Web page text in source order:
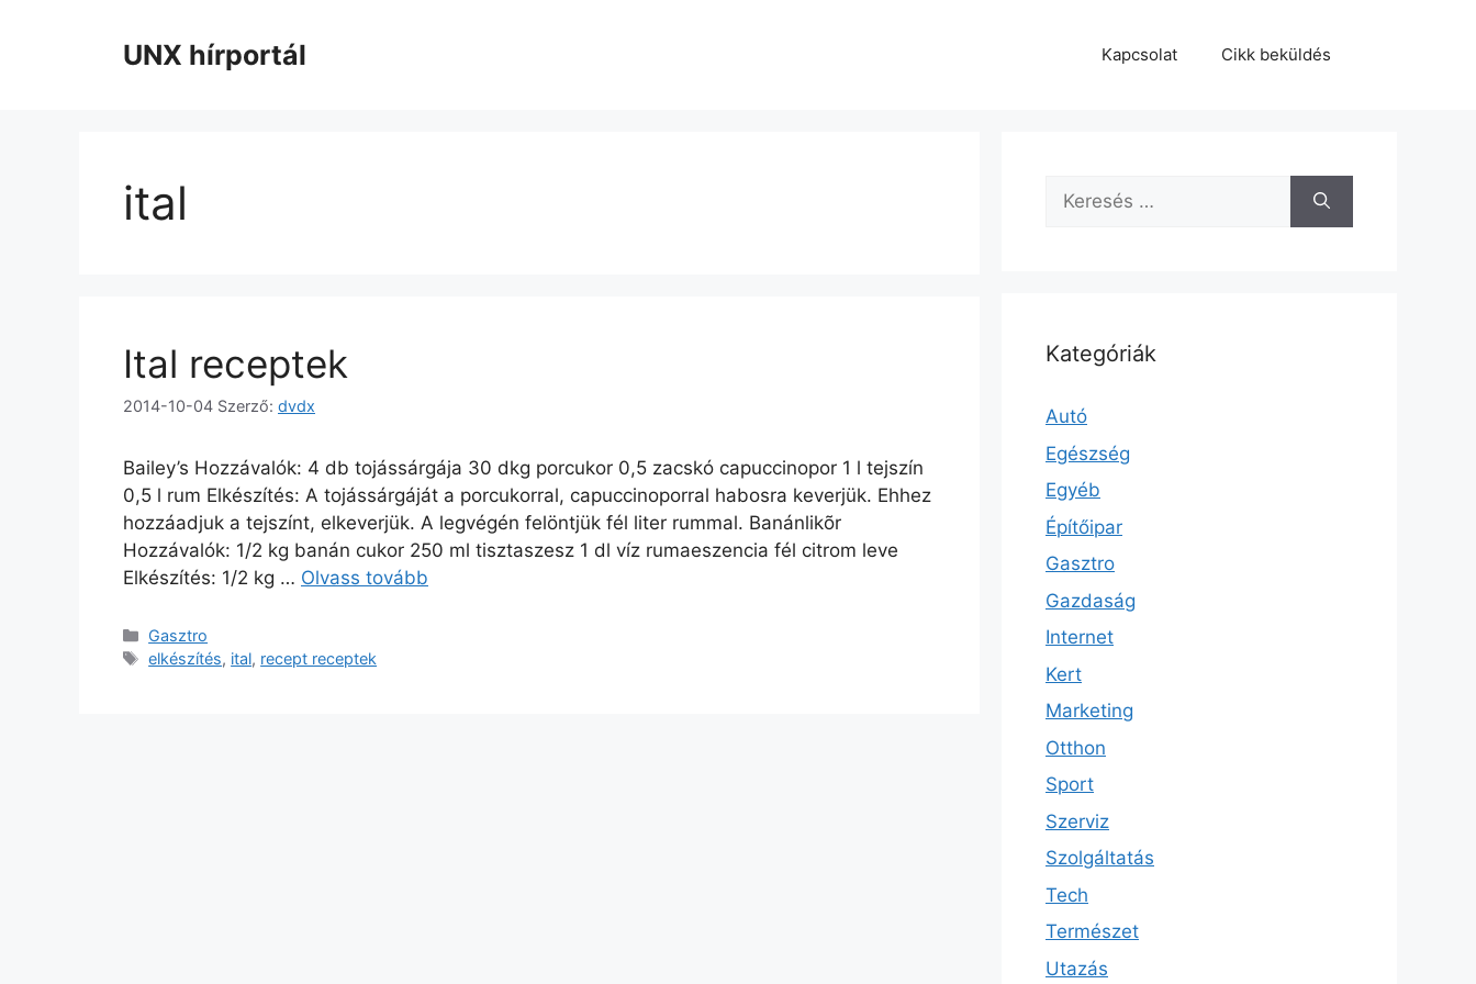
UNX hírportál Kapcsolat Cikk beküldés
ital
Ital receptek
2014-10-04 Szerző: dvdx
Bailey’s Hozzávalók: 4 db tojássárgája 30 dkg porcukor 0,5 zacskó capuccinopor 1 l tejszín
0,5 l rum Elkészítés: A tojássárgáját a porcukorral, capuccinoporral habosra keverjük. Ehhez
hozzáadjuk a tejszínt, elkeverjük. A legvégén felöntjük fél liter rummal. Banánlikõr
Hozzávalók: 1/2 kg banán cukor 250 ml tisztaszesz 1 dl víz rumaeszencia fél citrom leve
Elkészítés: 1/2 kg … Olvass tovább
Kategória
Gasztro
Címkék
elkészítés, ital, recept receptek
Keresés:
Kategóriák
Autó
Egészség
Egyéb
Építőipar
Gasztro
Gazdaság
Internet
Kert
Marketing
Otthon
Sport
Szerviz
Szolgáltatás
Tech
Természet
Utazás